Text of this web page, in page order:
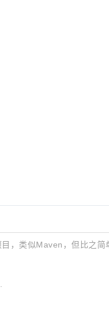
，类似Maven，但比之简